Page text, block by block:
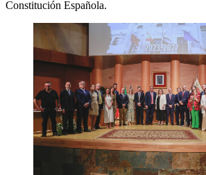
Constitución Española.